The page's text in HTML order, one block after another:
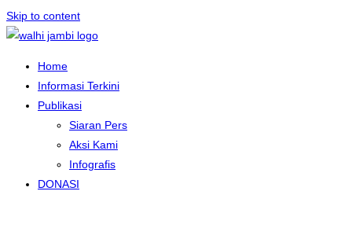
Skip to content
Home
Informasi Terkini
Publikasi
Siaran Pers
Aksi Kami
Infografis
DONASI